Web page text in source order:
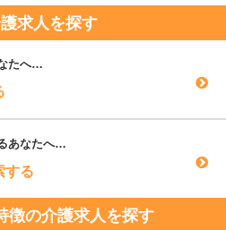
求人を探す
たへ…
あなたへ…
する
徴の介護求人を探す